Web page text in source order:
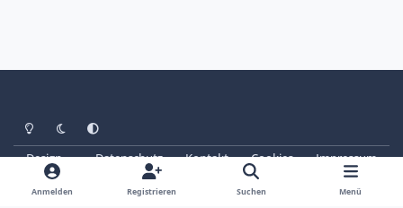
Heller ModusDunkler Modus
Systemeinstellung
Design Datenschutz Kontakt Cookies
Impressum
© Copyright 2025 - SAABoteure e. V.
Powered by Invision Community
Anmelden Registrieren Suchen Menü